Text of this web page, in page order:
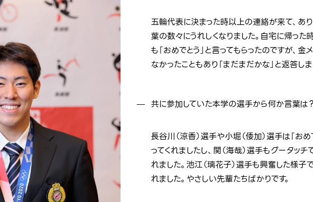
五輪代表に決まった時以上の連絡が来て、あ
葉の数々にうれしくなりました。自宅に帰った
も「おめでとう」と言ってもらったのですが、金
なかったこともあり「まだまだかな」と返答しま
共に参加していた本学の選手から何か言葉は？
長谷川（涼香）選手や小堀（倭加）選手は「おめ
ってくれましたし、関（海哉）選手もグータッチ
れました。池江（璃花子）選手も興奮した様子
れました。やさしい先輩たちばかりです。